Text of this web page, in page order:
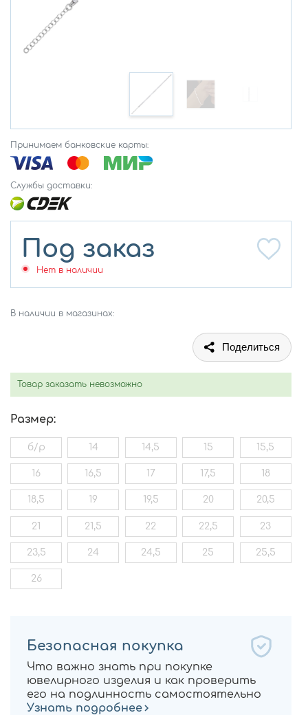
Принимаем банковские карты:
Службы доставки:
Под заказ
Нет в наличии
В наличии в магазинах:
Поделиться
Товар заказать невозможно
Размер:
б/р 14 14,5 15 15,5
16 16,5 17 17,5 18
18,5 19 19,5 20 20,5
21 21,5 22 22,5 23
23,5 24 24,5 25 25,5
26
Безопасная покупка
Что важно знать при покупке
ювелирного изделия и как проверить
его на подлинность самостоятельно
Узнать подробнее